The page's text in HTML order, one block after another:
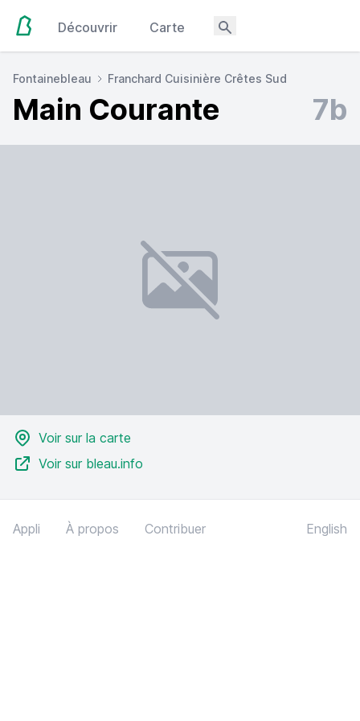
Découvrir Carte
Fontainebleau Franchard Cuisinière Crêtes Sud
Main Courante 7b
Voir sur la carte
Voir sur bleau.info
Appli À propos Contribuer English